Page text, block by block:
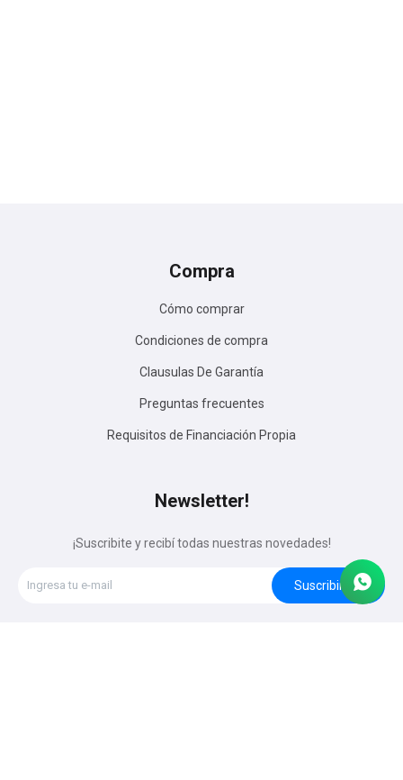
Compra
Cómo comprar
Condiciones de compra
Clausulas De Garantía
Preguntas frecuentes
Requisitos de Financiación Propia
Newsletter!
¡Suscribite y recibí todas nuestras novedades!
Suscribirme